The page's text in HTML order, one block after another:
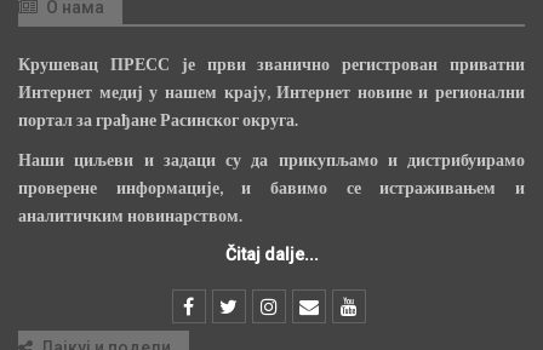
О нама
Крушевац ПРЕСС је први званично регистрован приватни
Интернет медиј у нашем крају, Интернет новине и регионални
портал за грађане Расинског округа.
Наши циљеви и задаци су да прикупљамо и дистрибуирамо
проверене информације, и бавимо се истраживањем и
аналитичким новинарством.
Čitaj dalje...